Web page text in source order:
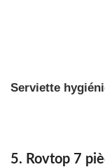
Serviette
5. Rovtop 7